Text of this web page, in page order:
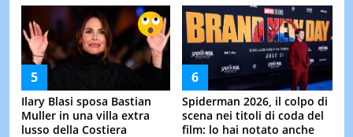
Ilary Blasi sposa Bastian
Muller in una villa extra
lusso della Costiera
Spiderman 2026, il colpo di
scena nei titoli di coda del
film: lo hai notato anche